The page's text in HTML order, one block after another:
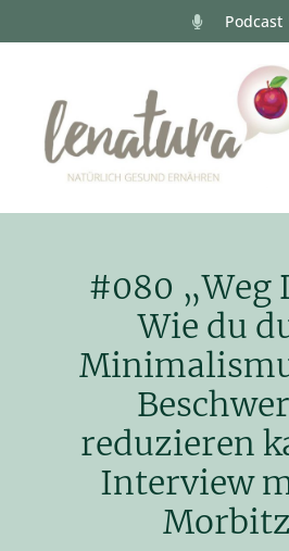
Podcast
#080 „Weg
Wie du
reduzieren
Interview